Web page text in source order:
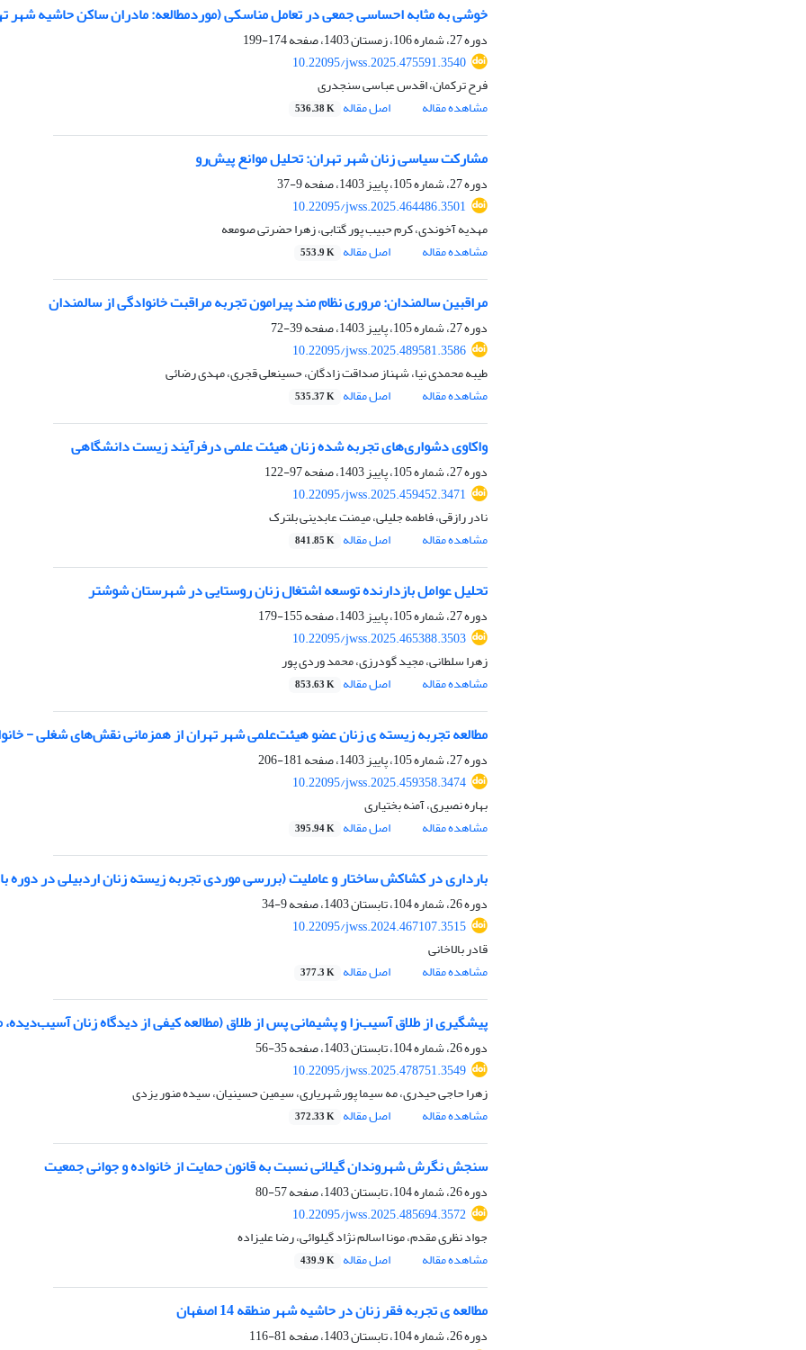
خوشی به مثابه احساسی جمعی در تعامل مناسکی (موردمطالعه: مادران ساکن حاشیه شهر
دوره 27، شماره 106، زمستان 1403، صفحه
174-199
10.22095/jwss.2025.475591.3540
فرح ترکمان، اقدس عباسی سنجدری
مشاهده مقاله
اصل مقاله 536.38 K
مشارکت سیاسی زنان شهر تهران: تحلیل موانع پیش‌رو
دوره 27، شماره 105، پاییز 1403، صفحه
9-37
10.22095/jwss.2025.464486.3501
مهدیه آخوندی، کرم حبیب پور گتابی، زهرا حضرتی صومعه
مشاهده مقاله
اصل مقاله 553.9 K
مراقبین سالمندان: مروری نظام ‏مند پیرامون تجربه مراقبت خانوادگی از سالمندان
دوره 27، شماره 105، پاییز 1403، صفحه
39-72
10.22095/jwss.2025.489581.3586
طیبه محمدی نیا، شهناز صداقت زادگان، حسینعلی قجری، مهدی رضائی
مشاهده مقاله
اصل مقاله 535.37 K
واکاوی دشواری‌های تجربه شده زنان هیئت علمی درفرآیند زیست دانشگاهی
دوره 27، شماره 105، پاییز 1403، صفحه
97-122
10.22095/jwss.2025.459452.3471
نادر رازقی، فاطمه جلیلی، میمنت عابدینی بلترک
مشاهده مقاله
اصل مقاله 841.85 K
تحلیل عوامل بازدارنده توسعه اشتغال زنان روستایی در شهرستان شوشتر
دوره 27، شماره 105، پاییز 1403، صفحه
155-179
10.22095/jwss.2025.465388.3503
زهرا سلطانی، مجید گودرزی، محمد وردی پور
مشاهده مقاله
اصل مقاله 853.63 K
مطالعه تجربه زیسته ی زنان عضو هیئت‌علمی شهر تهران از همزمانی نقش‌‌های شغلی -
دوره 27، شماره 105، پاییز 1403، صفحه
181-206
10.22095/jwss.2025.459358.3474
بهاره نصیری، آمنه بختیاری
مشاهده مقاله
اصل مقاله 395.94 K
بارداری در کشاکش ساختار و عاملیت (بررسی موردی تجربه زیسته زنان اردبیلی در دوره
دوره 26، شماره 104، تابستان 1403، صفحه
9-34
10.22095/jwss.2024.467107.3515
قادر بالاخانی
مشاهده مقاله
اصل مقاله 377.3 K
پیشگیری از طلاق آسیب‌زا و پشیمانی پس از طلاق (مطالعه کیفی از دیدگاه زنان
دوره 26، شماره 104، تابستان 1403، صفحه
35-56
10.22095/jwss.2025.478751.3549
زهرا حاجی حیدری، مه سیما پورشهریاری، سیمین حسینیان، سیده منور یزدی
مشاهده مقاله
اصل مقاله 372.33 K
سنجش نگرش شهروندان گیلانی نسبت به قانون حمایت از خانواده و جوانی جمعیت
دوره 26، شماره 104، تابستان 1403، صفحه
57-80
10.22095/jwss.2025.485694.3572
جواد نظری مقدم، مونا اسالم نژاد گیلوائی، رضا علیزاده
مشاهده مقاله
اصل مقاله 439.9 K
مطالعه ی تجربه فقر زنان در حاشیه شهر منطقه 14 اصفهان
دوره 26، شماره 104، تابستان 1403، صفحه
81-116